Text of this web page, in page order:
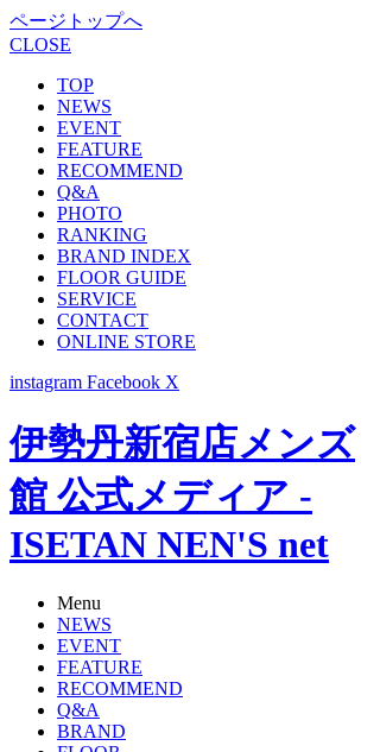
ページトップへ
CLOSE
TOP
NEWS
EVENT
FEATURE
RECOMMEND
Q&A
PHOTO
RANKING
BRAND INDEX
FLOOR GUIDE
SERVICE
CONTACT
ONLINE STORE
instagram Facebook X
伊勢丹新宿店メンズ
館 公式メディア -
ISETAN NEN'S net
Menu
NEWS
EVENT
FEATURE
RECOMMEND
Q&A
BRAND